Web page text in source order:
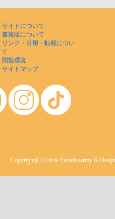
サイトについて
書籍版について
リンク・引用・転載につい
て
閲覧環境
サイトマップ
Copyright(C) Circle Paradisearmy &